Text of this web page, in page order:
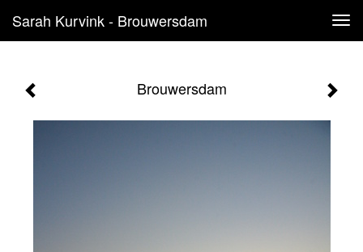
Sarah Kurvink - Brouwersdam
Brouwersdam